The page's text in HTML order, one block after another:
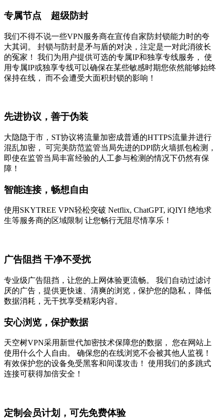
专属节点 超级防封
我们不得不说一些VPN服务商在宣传自家防封锁能力时的夸
大其词。 封锁与防封是矛与盾的对决，注定是一对此消彼长
的冤家！ 我们为用户提供可选的专属IP和独享专线服务， 使
用专属IP或独享专线可以确保在某些敏感时期您依然能够始终
保持在线， 而不会遭受大面积封锁的影响！
先进协议，善于伪装
大隐隐于市，ST协议将流量加密成普通的HTTPS流量并进行
混乱加密， 可完美防范监管当局先进的DPI防火墙抓包检测，
即使在监管当局丰富经验的人工参与检测的情况下仍然有保
障！
智能连接，畅想自由
使用SKYTREE VPN轻松突破 Netflix, ChatGPT, iQIYI 绝地求
生等服务商的区域限制 让您畅行无阻尽情享乐！
广告阻挡 干净不受扰
专业级广告阻挡，让您的上网体验更流畅。 我们自动过滤讨
厌的广告，提供更快速、清爽的浏览，保护您的隐私， 降低
数据消耗，无干扰享受精彩内容。
安心浏览，保护数据
天空树VPN采用新世代加密技术保障您的数据， 您在网站上
使用什么个人自由。 确保您的在线浏览不会被其他人监视！
有效保护您的设备免受黑客和间谍攻击！ 使用我们的多跳式
连接可获得加倍安全！
定制会员计划，可先免费体验